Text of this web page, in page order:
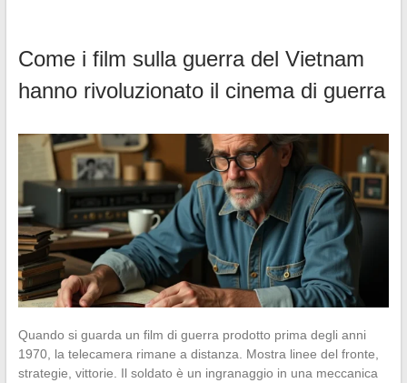
Come i film sulla guerra del Vietnam
hanno rivoluzionato il cinema di guerra
Quando si guarda un film di guerra prodotto prima degli anni
1970, la telecamera rimane a distanza. Mostra linee del fronte,
strategie, vittorie. Il soldato è un ingranaggio in una meccanica